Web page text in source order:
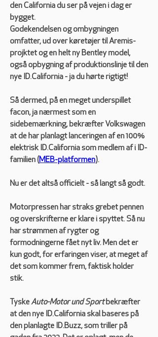
den California du ser på vejen i dag er
bygget.
Godekendelsen og ombygningen
omfatter, ud over køretøjer til Aremis-
projktet og en helt ny Bentley model,
også opbygning af produktionslinje til den
nye ID.California - ja du hørte rigtigt!
Så dermed, på en meget underspillet
facon, ja nærmest som en
sidebemærkning, bekræfter Volkswagen
at de har planlagt lanceringen af en 100%
elektrisk ID.California som medlem af i ID-
familien (MEB-platformen).
Nu er det altså officielt - så langt så godt.
Motorpressen har straks grebet pennen
og overskrifterne er klare i spyttet. Så nu
har strømmen af rygter og
formodningerne fået nyt liv. Men det er
kun godt, for erfaringen viser, at meget af
det som kommer frem, faktisk holder
stik.
Tyske Auto-Motor und Sport bekræfter
at den nye ID.California skal baseres på
den planlagte ID.Buzz, som triller på